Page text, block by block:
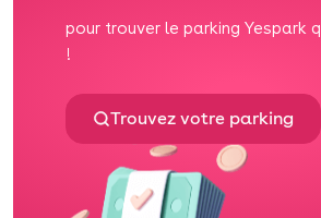
pour trouver le parking Yespark
!
Trouvez votre parking